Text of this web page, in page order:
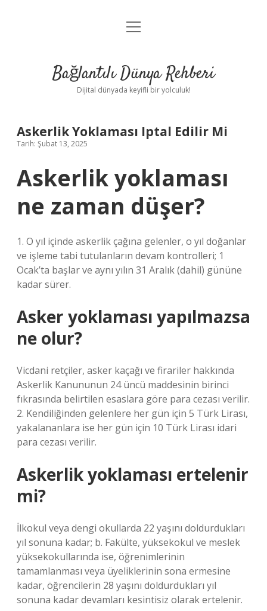
Anasayfa
Yasal Uyarı
menüyü
Bağlantılı Dünya Rehberi
Dijital dünyada keyifli bir yolculuk!
Askerlik Yoklaması Iptal Edilir Mi
Tarih: Şubat 13, 2025
Askerlik yoklaması
ne zaman düşer?
1. O yıl içinde askerlik çağına gelenler, o yıl doğanlar
ve işleme tabi tutulanların devam kontrolleri; 1
Ocak’ta başlar ve aynı yılın 31 Aralık (dahil) gününe
kadar sürer.
Asker yoklaması yapılmazsa
ne olur?
Vicdani retçiler, asker kaçağı ve firariler hakkında
Askerlik Kanununun 24 üncü maddesinin birinci
fıkrasında belirtilen esaslara göre para cezası verilir.
2. Kendiliğinden gelenlere her gün için 5 Türk Lirası,
yakalananlara ise her gün için 10 Türk Lirası idari
para cezası verilir.
Askerlik yoklaması ertelenir
mi?
İlkokul veya dengi okullarda 22 yaşını doldurdukları
yıl sonuna kadar; b. Fakülte, yüksekokul ve meslek
yüksekokullarında ise, öğrenimlerinin
tamamlanması veya üyeliklerinin sona ermesine
kadar, öğrencilerin 28 yaşını doldurdukları yıl
sonuna kadar devamları kesintisiz olarak ertelenir.